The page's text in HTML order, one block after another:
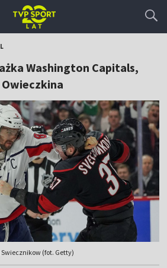
Washington Capitals,
(fot. Getty)